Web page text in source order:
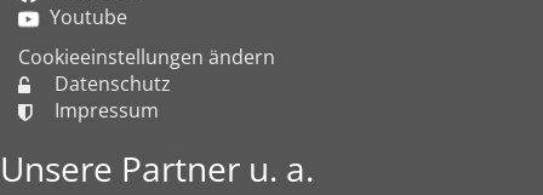
Youtube
Cookieeinstellungen ändern
Datenschutz
Impressum
Unsere Partner u. a.